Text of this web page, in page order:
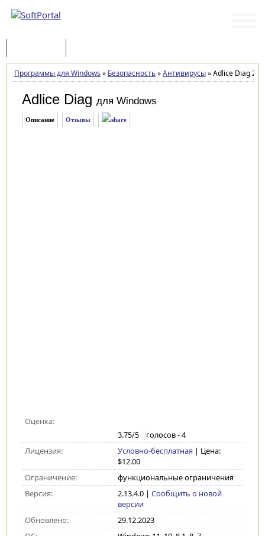
Программы для Windows » Безопасность»Антивирусы»Adlice Diag
Adlice Diag для Windows
Описание Отзывы
Оценка:
3.75/5 голосов -4
Лицензия:
Условно-бесплатная | Цена:
$12.00
Ограничение:
функциональные ограничения
Версия:
2.13.4.0| Сообщить о новой
версии
Обновлено:
29.12.2023